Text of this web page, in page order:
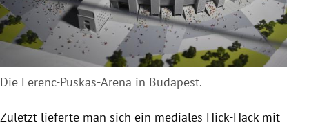
Die Ferenc-Puskas-Arena in Budapest.
Zuletzt lieferte man sich ein mediales Hick-Hack mit